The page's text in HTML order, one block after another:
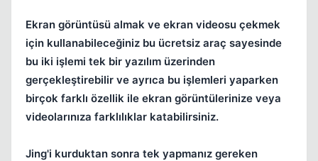
Ekran görüntüsü almak ve ekran videosu çekmek
için kullanabileceğiniz bu ücretsiz araç sayesinde
bu iki işlemi tek bir yazılım üzerinden
gerçekleştirebilir ve ayrıca bu işlemleri yaparken
birçok farklı özellik ile ekran görüntülerinize veya
videolarınıza farklılıklar katabilirsiniz.
Jing'i kurduktan sonra tek yapmanız gereken